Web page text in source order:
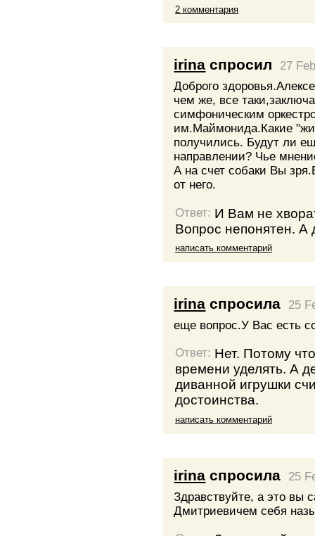
2 комментария
irina спросил
27
Доброго
чем же, все
симфоническим
им.Маймонида.Какие
получились. Будут ли
направлении? Чье
А на счет собаки Вы
от него.
Ответ: И Вам не
Вопрос непонятен. А
написать комментарий
irina спросила
25
еще вопрос.У Вас есть
Ответ: Нет. Потому
времени уделять. А
диванной игрушки
достоинства.
написать комментарий
irina спросила
25
Здравствуйте, а это вы
Дмитриевичем себя